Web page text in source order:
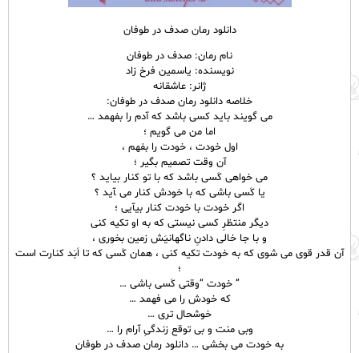
دانلود رمان صدف در طوفان
نام رمان: صدف در طوفان
نویسنده: یاسمین فرخ زاد
ژانر: عاشقانه
خلاصه دانلود رمان صدف در طوفان:
می گویند باید کسی باشد که آدم را بفهمد …
اما من می گویم ؛
اول خودت ، خودت را بفهم ،
آن وقت تصمیم بگیر ؛
می خواهی کَسی باشد که با تو کنار بیاید ؟
یا کَسی باشی که با خودش کنار می ‍آید ؟
اگر خودت با خودت کنار بیآیی ؛
دیگر منتظرِ کسی نیستی که به او تکیه کنی
و با جا خالی دادنِ ناگهانیَش زمین بخوری ،
آن قدر قوی می شوی که به خودت تکیه کنی ، همان کَسی که تا اَبَد کنارت است
؛
” خودت “وقتی کَسی باشی …
که خودش را می فهمد …
خوشحال تری …
وبی منت و بی توقع زندگیِ آرام را …
به خودت می بخشی … دانلود رمان صدف در طوفان